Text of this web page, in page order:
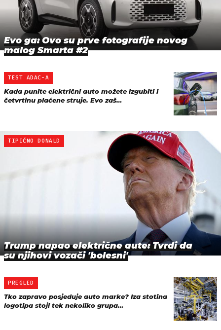
Evo ga: Ovo su prve fotografije novog
malog Smarta #2
TEST ADAC-A
Kada punite električni auto možete izgubiti i
četvrtinu plaćene struje. Evo zaš…
TIPIČNO DONALD
Trump napao električne aute: Tvrdi da
su njihovi vozači 'bolesni'
PREGLED
Tko zapravo posjeduje auto marke? Iza stotina
logotipa stoji tek nekoliko grupa…